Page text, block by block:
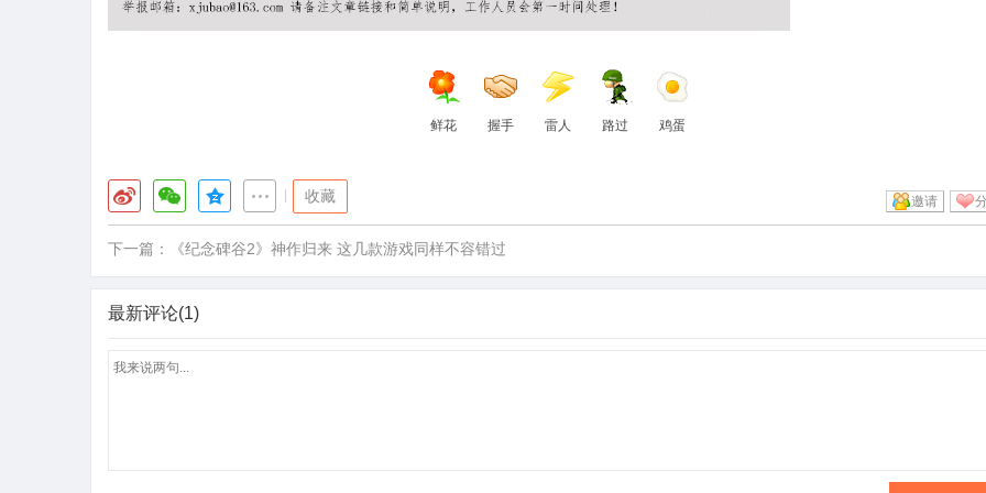
鲜花 握手 雷人 路过 鸡蛋
收藏 邀请
下一篇： 《纪念碑谷2》神作归来 这几款游戏同样不容错过
最新评论(1)